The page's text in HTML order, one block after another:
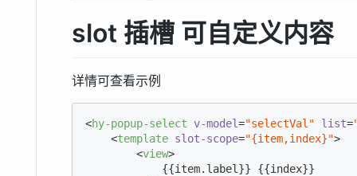
slot 插槽 可自定义内容
详情可查看示例
<hy-popup-select v-model="selectVal" list=
<template slot-scope="{item,index}">
<view>
            {{item.label}} {{index}}